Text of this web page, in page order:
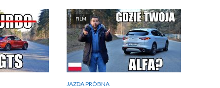
FILM
JAZDA PRÓBNA